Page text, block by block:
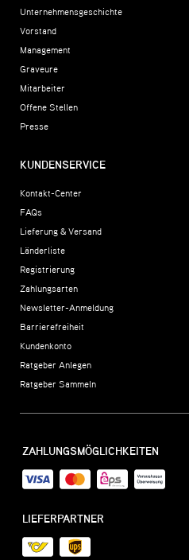
Unternehmensgeschichte
Vorstand
Management
Graveure
Mitarbeiter
Offene Stellen
Presse
KUNDENSERVICE
Kontakt-Center
FAQs
Lieferung & Versand
Länderliste
Registrierung
Zahlungsarten
Newsletter-Anmeldung
Barrierefreiheit
Kundenkonto
Ratgeber Anlegen
Ratgeber Sammeln
ZAHLUNGSMÖGLICHKEITEN
LIEFERPARTNER